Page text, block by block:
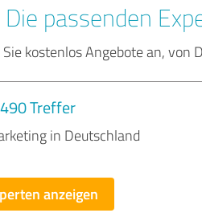
Die passenden
Sie kostenlos Angebote an,
Treffer
in Deutschland
anzeigen